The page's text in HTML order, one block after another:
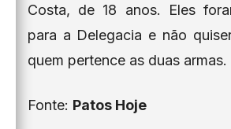
Costa, de 18 anos. Eles
para a Delegacia e não
quem pertence as duas armas.
Fonte: Patos Hoje